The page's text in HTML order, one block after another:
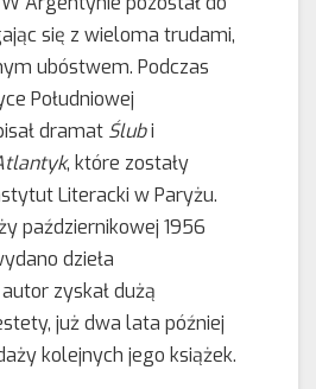
się z wieloma trudami,
ubóstwem. Podczas
Południowej
dramat Ślubi
, które zostały
Literacki w Paryżu.
październikowej 1956
dzieła
zyskał dużą
już dwa lata później
kolejnych jego książek.